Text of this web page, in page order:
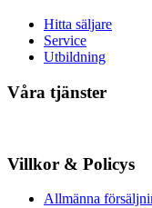
Hitta säljare
Service
Utbildning
Våra tjänster
Villkor & Policys
Allmänna